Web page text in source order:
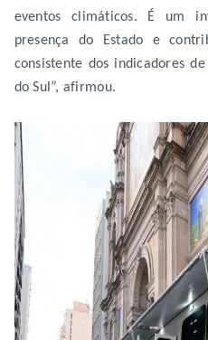
eventos climáticos. É um
presença do Estado e
consistente dos indicadores
do Sul”, afirmou.